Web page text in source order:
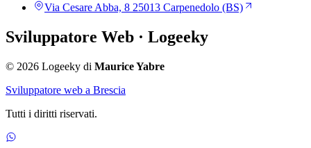
Via Cesare Abba, 8 25013 Carpenedolo (BS)
Sviluppatore Web · Logeeky
© 2026 Logeeky di Maurice Yabre
Sviluppatore web a Brescia
Tutti i diritti riservati.